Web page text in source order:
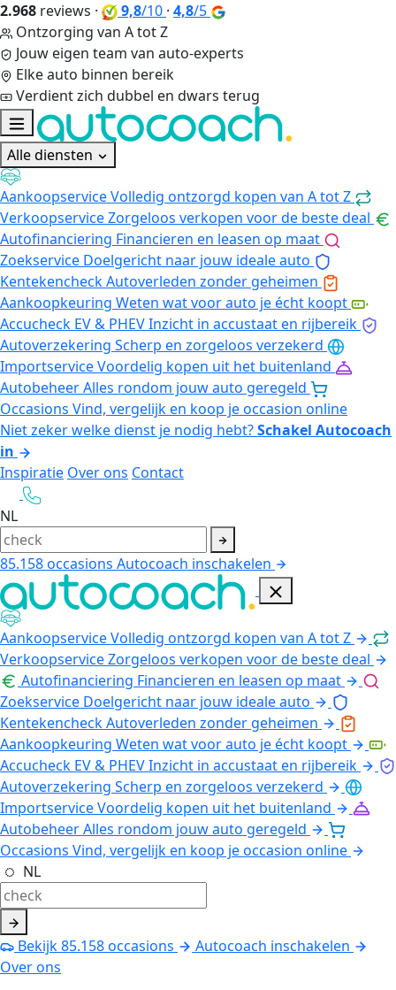
2.968 reviews · 9,8/10 · 4,8/5
Ontzorging van A tot Z
Jouw eigen team van auto-experts
Elke auto binnen bereik
Verdient zich dubbel en dwars terug
Alle diensten
AankoopserviceVolledig ontzorgd kopen van A tot Z
VerkoopserviceZorgeloos verkopen voor de beste deal
Autofinanciering Financieren en leasen op maat
Zoekservice Doelgericht naar jouw ideale auto
KentekencheckAutoverleden zonder geheimen
Aankoopkeuring Weten wat voor auto je écht koopt
Accucheck EV & PHEVInzicht in accustaat en rijbereik
Autoverzekering Scherp en zorgeloos verzekerd
ImportserviceVoordelig kopen uit het buitenland
AutobeheerAlles rondom jouw auto geregeld
Occasions Vind, vergelijk en koop je occasion online
Niet zeker welke dienst je nodig hebt?Schakel Autocoach
in
Inspiratie Over ons Contact
NL
85.158occasions Autocoach inschakelen
AankoopserviceVolledig ontzorgd kopen van A tot Z
VerkoopserviceZorgeloos verkopen voor de beste deal
Autofinanciering Financieren en leasen op maat
Zoekservice Doelgericht naar jouw ideale auto
KentekencheckAutoverleden zonder geheimen
Aankoopkeuring Weten wat voor auto je écht koopt
Accucheck EV & PHEVInzicht in accustaat en rijbereik
Autoverzekering Scherp en zorgeloos verzekerd
ImportserviceVoordelig kopen uit het buitenland
AutobeheerAlles rondom jouw auto geregeld
Occasions Vind, vergelijk en koop je occasion online
NL
Bekijk85.158occasions
Autocoach inschakelen
Over ons